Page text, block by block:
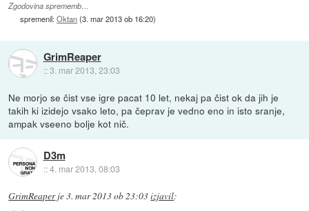
Zgodovina sprememb…
spremenil:Oktan(3. mar 2013 ob 16:20)
GrimReaper
::3. mar 2013, 23:03
Ne morjo se čist vse igre pacat 10 let, nekaj pa čist ok da jih je
takih ki izidejo vsako leto, pa čeprav je vedno eno in isto sranje,
ampak vseeno bolje kot nič.
D3m
::4. mar 2013, 08:03
GrimReaperje3. mar 2013 ob 23:03izjavil: